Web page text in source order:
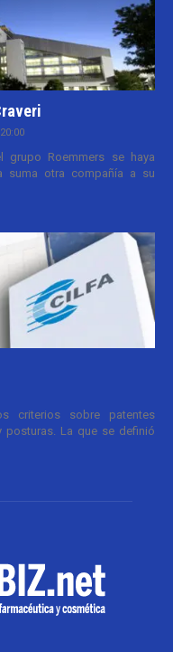
Roemmers se haya
suma otra compañía a su
criterios sobre patentes
posturas. La que se definió